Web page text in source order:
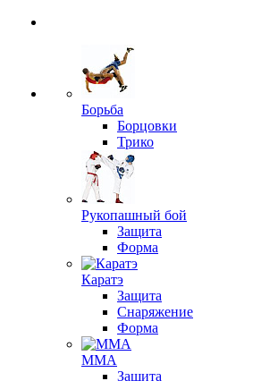
Борьба
Борцовки
Трико
Рукопашный бой
Защита
Форма
Каратэ
Защита
Снаряжение
Форма
ММА
Защита